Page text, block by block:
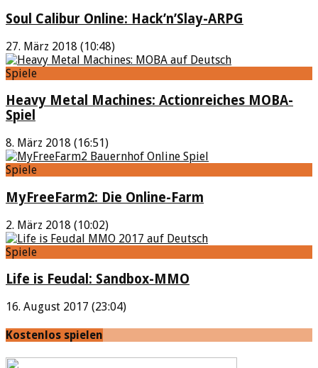
Soul Calibur Online: Hack’n’Slay-ARPG
27. März 2018 (10:48)
Spiele
Heavy Metal Machines: Actionreiches MOBA-
Spiel
8. März 2018 (16:51)
Spiele
MyFreeFarm2: Die Online-Farm
2. März 2018 (10:02)
Spiele
Life is Feudal: Sandbox-MMO
16. August 2017 (23:04)
Kostenlos spielen